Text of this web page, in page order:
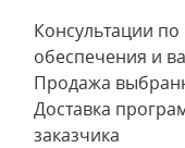
Консультации
обеспечения и
Продажа
Доставка
заказчика